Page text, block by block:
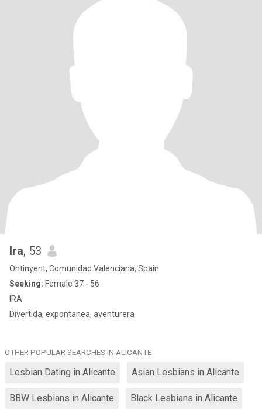
Ira, 53
Ontinyent, Comunidad Valenciana, Spain
Seeking: Female 37 - 56
IRA
Divertida, expontanea, aventurera
OTHER POPULAR SEARCHES IN ALICANTE
Lesbian Dating in Alicante Asian Lesbians in Alicante
BBW Lesbians in Alicante Black Lesbians in Alicante